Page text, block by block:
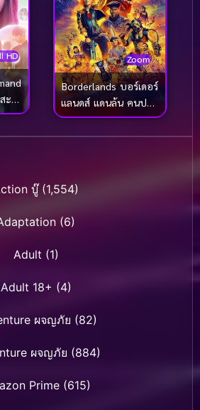
HD
ดุด
Zoom
Borderlands บอร์เดอร์
แลนดส์ แดนล้น คนปล้น
จักรวาล (2024)
บู๊(1,554)
(6)
Adult (1)
Adult 18+ (4)
ผจญภัย (82)
ผจญภัย (884)
Prime(615)